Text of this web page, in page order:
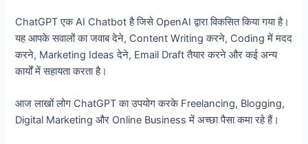
ChatGPT एक AI Chatbot है जिसे OpenAI द्वारा विकसित किया गया है।
यह आपके सवालों का जवाब देने, Content Writing करने, Coding में मदद
करने, Marketing Ideas देने, Email Draft तैयार करने और कई अन्य
कार्यों में सहायता करता है।
आज लाखों लोग ChatGPT का उपयोग करके Freelancing, Blogging,
Digital Marketing और Online Business में अच्छा पैसा कमा रहे हैं।